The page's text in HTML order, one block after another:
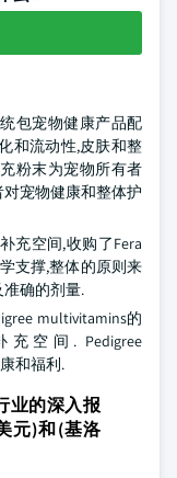
包宠物健康产品配
和流动性,皮肤和整
粉末为宠物所有者
宠物健康和整体护
充空间,收购了Fera
支撑,整体的原则来
确的剂量.
multivitamins的
空间. Pedigree
和福利.
业的深入报
元)和(基洛